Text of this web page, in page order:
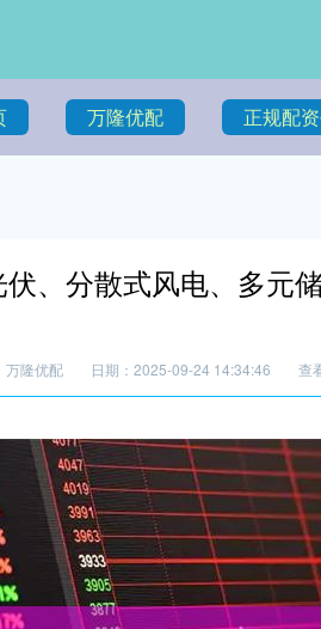
万隆优配 正规配
、分散式风电、多元
万隆优配 日期：2025-09-24 14:34:46 查